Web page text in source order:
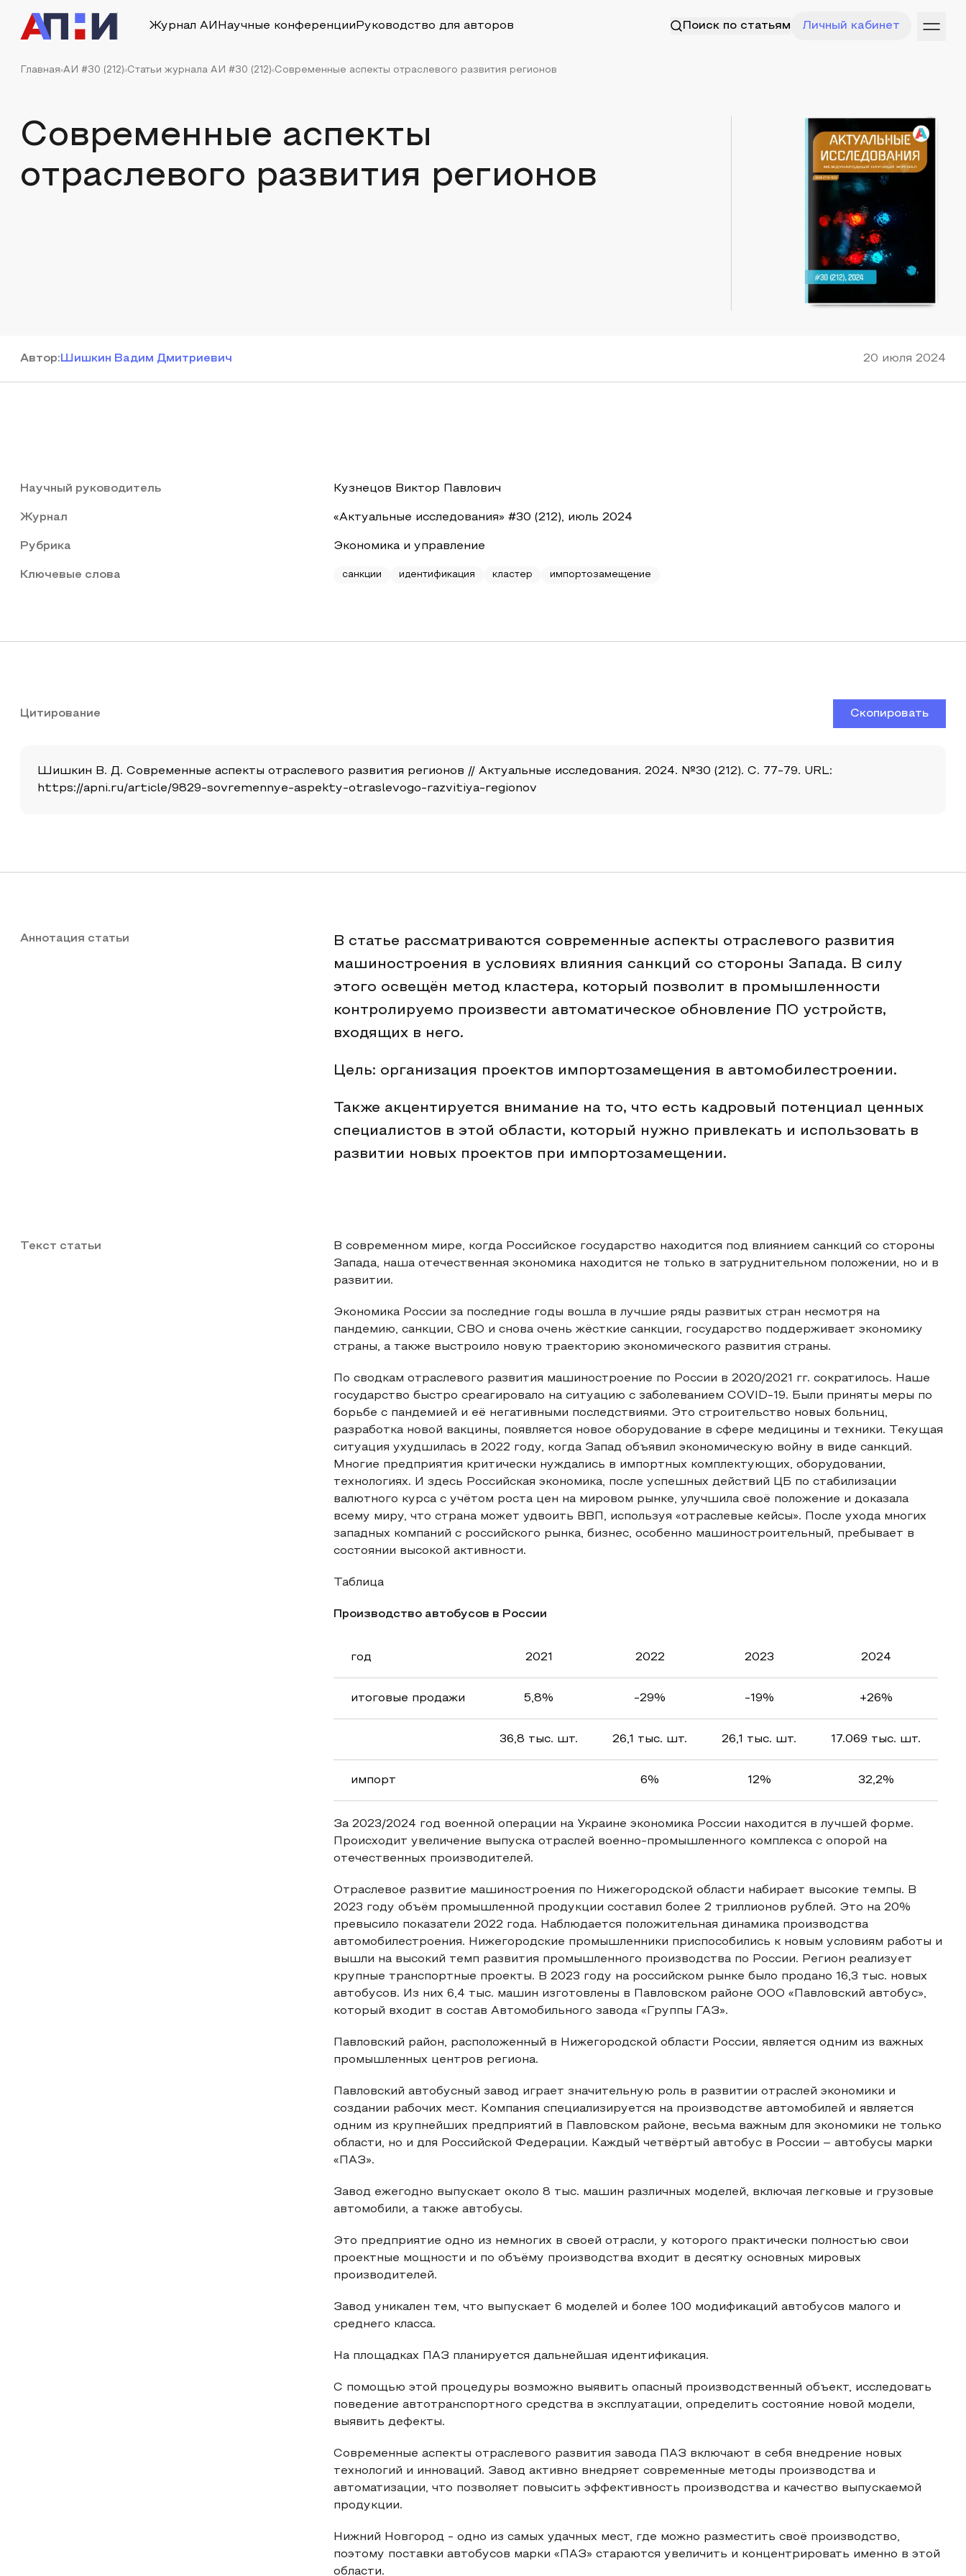
Журнал АИ Научные конференции Руководство для авторов Поиск по статьям Личный кабинет
Главная АИ #30 (212) Статьи журнала АИ #30 (212) Современные аспекты отраслевого развития регионов
Современные аспекты
отраслевого развития регионов
Автор: Шишкин Вадим Дмитриевич 20 июля 2024
Научный руководитель Кузнецов Виктор Павлович
Журнал «Актуальные исследования» #30 (212), июль 2024
Рубрика Экономика и управление
Ключевые слова санкции идентификация кластер импортозамещение
Цитирование Скопировать
Шишкин В. Д. Современные аспекты отраслевого развития регионов // Актуальные исследования. 2024. №30 (212). С. 77-79. URL:
https://apni.ru/article/9829-sovremennye-aspekty-otraslevogo-razvitiya-regionov
Аннотация статьи
В статье рассматриваются современные аспекты отраслевого развития
машиностроения в условиях влияния санкций со стороны Запада. В силу
этого освещён метод кластера, который позволит в промышленности
контролируемо произвести автоматическое обновление ПО устройств,
входящих в него.
Цель: организация проектов импортозамещения в автомобилестроении.
Также акцентируется внимание на то, что есть кадровый потенциал ценных
специалистов в этой области, который нужно привлекать и использовать в
развитии новых проектов при импортозамещении.
Текст статьи
В современном мире, когда Российское государство находится под влиянием санкций со стороны
Запада, наша отечественная экономика находится не только в затруднительном положении, но и в
развитии.
Экономика России за последние годы вошла в лучшие ряды развитых стран несмотря на
пандемию, санкции, СВО и снова очень жёсткие санкции, государство поддерживает экономику
страны, а также выстроило новую траекторию экономического развития страны.
По сводкам отраслевого развития машиностроение по России в 2020/2021 гг. сократилось. Наше
государство быстро среагировало на ситуацию с заболеванием СОVID-19. Были приняты меры по
борьбе с пандемией и её негативными последствиями. Это строительство новых больниц,
разработка новой вакцины, появляется новое оборудование в сфере медицины и техники. Текущая
ситуация ухудшилась в 2022 году, когда Запад объявил экономическую войну в виде санкций.
Многие предприятия критически нуждались в импортных комплектующих, оборудовании,
технологиях. И здесь Российская экономика, после успешных действий ЦБ по стабилизации
валютного курса с учётом роста цен на мировом рынке, улучшила своё положение и доказала
всему миру, что страна может удвоить ВВП, используя «отраслевые кейсы». После ухода многих
западных компаний с российского рынка, бизнес, особенно машиностроительный, пребывает в
состоянии высокой активности.
Таблица
Производство автобусов в России
год 2021 2022 2023 2024
итоговые продажи 5,8% -29% -19% +26%
36,8 тыс. шт. 26,1 тыс. шт. 26,1 тыс. шт. 17.069 тыс. шт.
импорт 6% 12% 32,2%
За 2023/2024 год военной операции на Украине экономика России находится в лучшей форме.
Происходит увеличение выпуска отраслей военно-промышленного комплекса с опорой на
отечественных производителей.
Отраслевое развитие машиностроения по Нижегородской области набирает высокие темпы. В
2023 году объём промышленной продукции составил более 2 триллионов рублей. Это на 20%
превысило показатели 2022 года. Наблюдается положительная динамика производства
автомобилестроения. Нижегородские промышленники приспособились к новым условиям работы и
вышли на высокий темп развития промышленного производства по России. Регион реализует
крупные транспортные проекты. В 2023 году на российском рынке было продано 16,3 тыс. новых
автобусов. Из них 6,4 тыс. машин изготовлены в Павловском районе ООО «Павловский автобус»,
который входит в состав Автомобильного завода «Группы ГАЗ».
Павловский район, расположенный в Нижегородской области России, является одним из важных
промышленных центров региона.
Павловский автобусный завод играет значительную роль в развитии отраслей экономики и
создании рабочих мест. Компания специализируется на производстве автомобилей и является
одним из крупнейших предприятий в Павловском районе, весьма важным для экономики не только
области, но и для Российской Федерации. Каждый четвёртый автобус в России – автобусы марки
«ПАЗ».
Завод ежегодно выпускает около 8 тыс. машин различных моделей, включая легковые и грузовые
автомобили, а также автобусы.
Это предприятие одно из немногих в своей отрасли, у которого практически полностью свои
проектные мощности и по объёму производства входит в десятку основных мировых
производителей.
Завод уникален тем, что выпускает 6 моделей и более 100 модификаций автобусов малого и
среднего класса.
На площадках ПАЗ планируется дальнейшая идентификация.
С помощью этой процедуры возможно выявить опасный производственный объект, исследовать
поведение автотранспортного средства в эксплуатации, определить состояние новой модели,
выявить дефекты.
Современные аспекты отраслевого развития завода ПАЗ включают в себя внедрение новых
технологий и инноваций. Завод активно внедряет современные методы производства и
автоматизации, что позволяет повысить эффективность производства и качество выпускаемой
продукции.
Нижний Новгород - одно из самых удачных мест, где можно разместить своё производство,
поэтому поставки автобусов марки «ПАЗ» стараются увеличить и концентрировать именно в этой
области.